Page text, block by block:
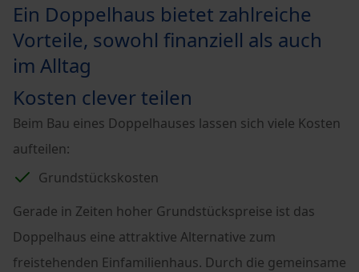
Ein Doppelhaus bietet zahlreiche
Vorteile, sowohl finanziell als auch
im Alltag
Kosten clever teilen
Beim Bau eines Doppelhauses lassen sich viele Kosten
aufteilen:
Grundstückskosten
Gerade in Zeiten hoher Grundstückspreise ist das
Doppelhaus eine attraktive Alternative zum
freistehenden Einfamilienhaus. Durch die gemeinsame